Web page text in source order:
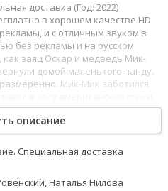
доставка (Год: 2022)
в хорошем качестве HD
и с отличным звуком в
без рекламы и на русском
заяц Оскар и медведь Мик-
домой маленького панду.
размеренно . Мик-Мик заботился
прибивает корзину с малышом
а разбираться с этим
компаниидрузей
- теперь, чтобы вернуть
описание
Специальная доставка
Наталья Нилова